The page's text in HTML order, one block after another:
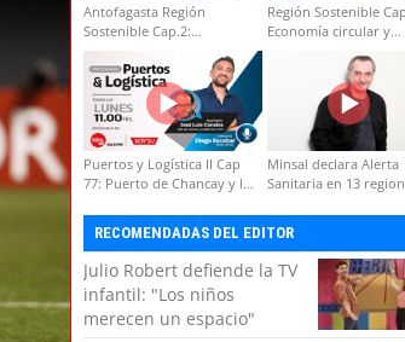
Antofagasta Región
Sostenible Cap.2:
Educación ambiental y
formación de capacidades
técnicas
Región Sostenible
Economía circular y
Puertos y Logística II Cap
77: Puerto de Chancay y la
Minsal declara Alerta
Sanitaria en 13
RECOMENDADAS DEL EDITOR
Julio Robert defiende la TV
infantil: "Los niños
merecen un espacio"